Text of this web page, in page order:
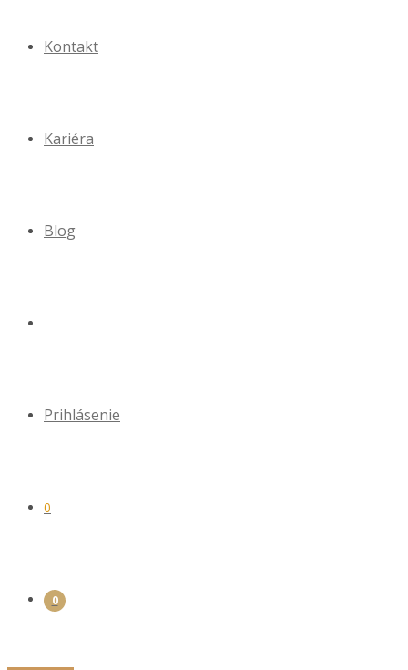
Kontakt
Kariéra
Blog
Prihlásenie
0
0